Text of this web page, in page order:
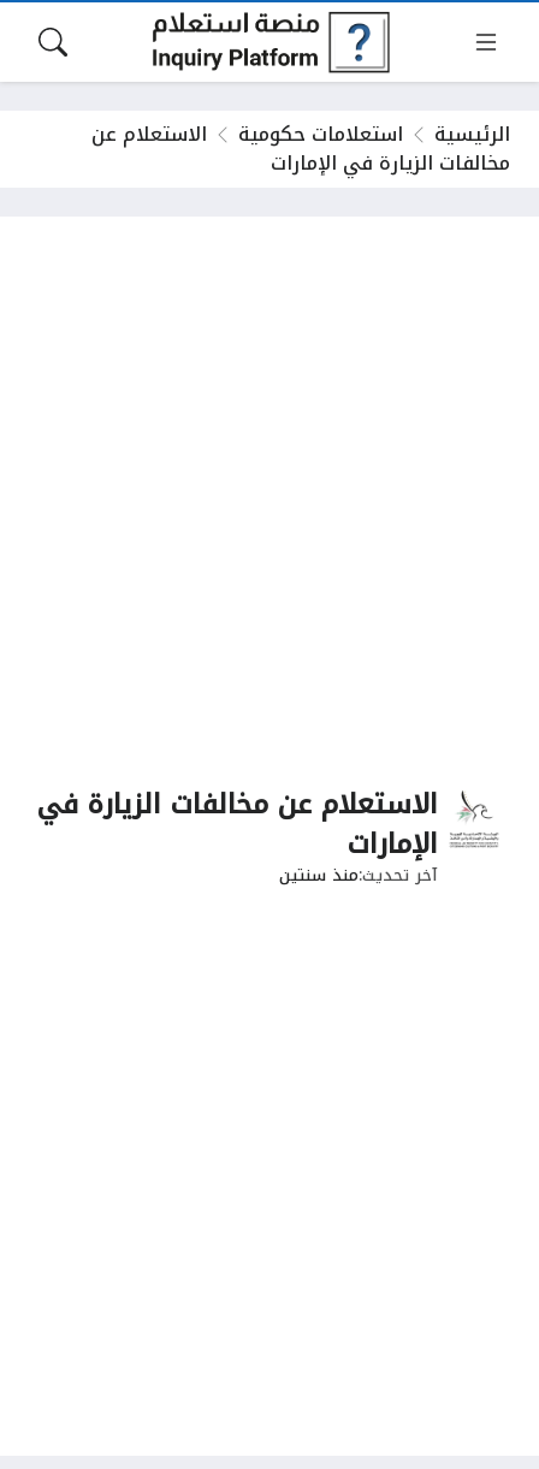
الرئيسية استعلامات حكومية الاستعلام عن
مخالفات الزيارة في الإمارات
الاستعلام عن مخالفات الزيارة في
الإمارات
آخر تحديثمنذ سنتين